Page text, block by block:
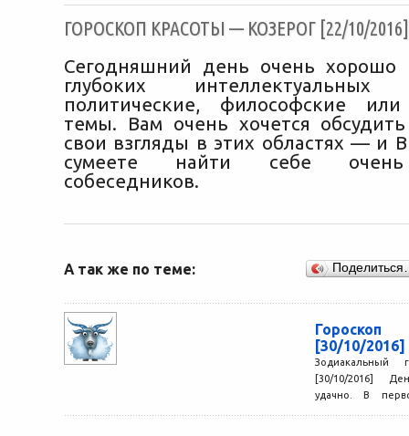
ГОРОСКОП КРАСОТЫ — КОЗЕРОГ [22/10/2016]
Сегодняшний день очень хорошо
глубоких
политические, философские
темы. Вам очень хочется
свои взгляды в этих областях — и
сумеете найти себе очень
собеседников.
А так же по теме:
[30/10/2016]
Зодиакальный
[30/10/2016]
удачно. В